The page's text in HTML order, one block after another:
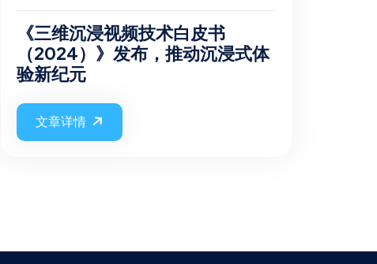
《三维沉浸视频技术白皮书
（2024）》发布，推动沉浸式体
验新纪元
文章详情